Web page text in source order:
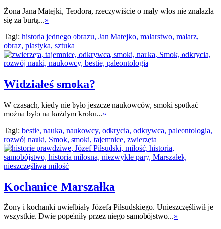
Żona Jana Matejki, Teodora, rzeczywiście o mały włos nie znalazła
się za burtą...»
Tagi: historia jednego obrazu, Jan Matejko, malarstwo, malarz,
obraz, plastyka, sztuka
Widziałeś smoka?
W czasach, kiedy nie było jeszcze naukowców, smoki spotkać
można było na każdym kroku...»
Tagi: bestie, nauka, naukowcy, odkrycia, odkrywca, paleontologia,
rozwój nauki, Smok, smoki, tajemnice, zwierzęta
Kochanice Marszałka
Żony i kochanki uwielbiały Józefa Piłsudskiego. Unieszczęśliwił je
wszystkie. Dwie popełniły przez niego samobójstwo...»